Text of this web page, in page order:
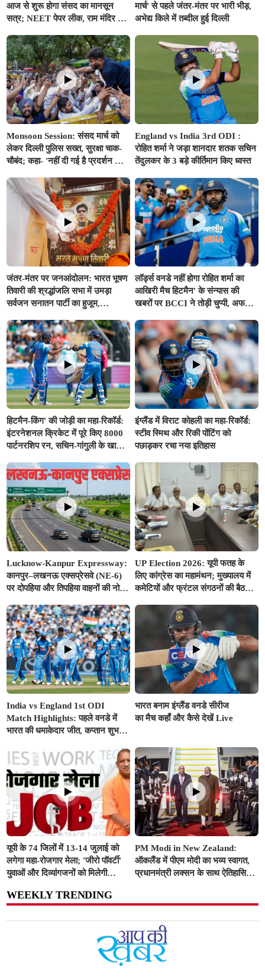
आज से शुरू होगा संसद का मानसून
सत्र; NEET पेपर लीक, राम मंदिर और
सरकार ला सकती है परिसीमन बिल
मार्च' से पहले जंतर-मंतर पर भारी भीड़,
अभेद्य किले में तब्दील हुई दिल्ली
Monsoon Session: संसद मार्च को
लेकर दिल्ली पुलिस सख्त, सुरक्षा चाक-
चौबंद; कहा- 'नहीं दी गई है प्रदर्शन की
England vs India 3rd ODI :
रोहित शर्मा ने जड़ा शानदार शतक सचिन
तेंदुलकर के 3 बड़े कीर्तिमान किए ध्वस्त
जंतर-मंतर पर जनआंदोलन: भारत भूषण
तिवारी की श्रद्धांजलि सभा में उमड़ा
सर्वजन सनातन पार्टी का हुजूम,
लॉर्ड्स वनडे नहीं होगा रोहित शर्मा का
आखिरी मैच हिटमैन' के संन्यास की
खबरों पर BCCI ने तोड़ी चुप्पी, अफवाहों
हिटमैन-किंग' की जोड़ी का महा-रिकॉर्ड:
इंटरनेशनल क्रिकेट में पूरे किए 8000
पार्टनरशिप रन, सचिन-गांगुली के खास
इंग्लैंड में विराट कोहली का महा-रिकॉर्ड:
स्टीव स्मिथ और रिकी पोंटिंग को
पछाड़कर रचा नया इतिहास
Lucknow-Kanpur Expressway:
कानपुर–लखनऊ एक्सप्रेसवे (NE-6)
पर दोपहिया और तिपहिया वाहनों की नो-
NHAI ने जारी की नई गाइडलाइन
UP Election 2026: यूपी फतह के
लिए कांग्रेस का महामंथन; मुख्यालय में
कमेटियों और फ्रंटल संगठनों की बैठक,
India vs England 1st ODI
Match Highlights: पहले वनडे में
भारत की धमाकेदार जीत, कप्तान शुभमन
इंग्लैंड चित
भारत बनाम इंग्लैंड वनडे सीरीज
का मैच कहाँ और कैसे देखें Live
यूपी के 74 जिलों में 13-14 जुलाई को
लगेगा महा-रोजगार मेला; 'जीरो पॉवर्टी'
युवाओं और दिव्यांगजनों को मिलेगी
PM Modi in New Zealand:
ऑकलैंड में पीएम मोदी का भव्य स्वागत,
प्रधानमंत्री लक्सन के साथ ऐतिहासिक
WEEKLY TRENDING